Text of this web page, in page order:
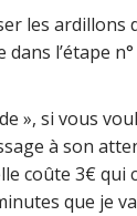
les ardillons
l’étape
», si vous
à son
coûte 3€
que je